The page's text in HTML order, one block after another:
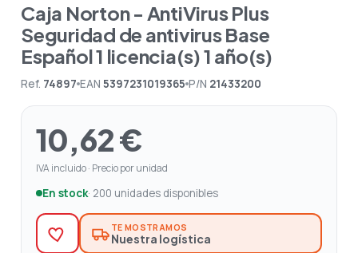
Caja Norton - AntiVirus Plus
Seguridad de antivirus Base
Español 1 licencia(s) 1 año(s)
Ref. 74897 EAN 5397231019365 P/N 21433200
10,62 €
IVA incluido · Precio por unidad
En stock· 200 unidades disponibles
TE MOSTRAMOS
Nuestra logística